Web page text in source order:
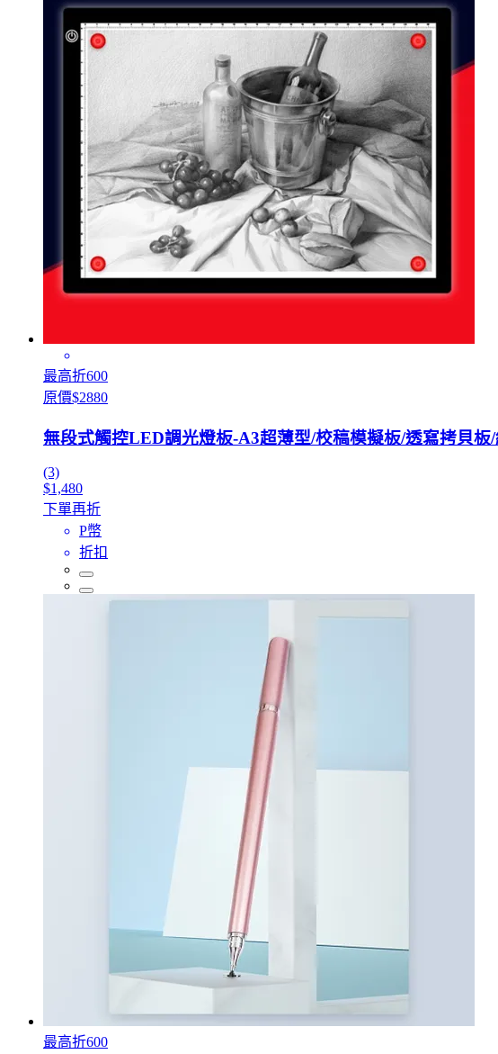
最高折600
原價$2880
無段式觸控LED調光燈板-A3超薄型/校稿模擬板/透寫拷貝板
(3)
$1,480
下單再折
P幣
折扣
最高折600